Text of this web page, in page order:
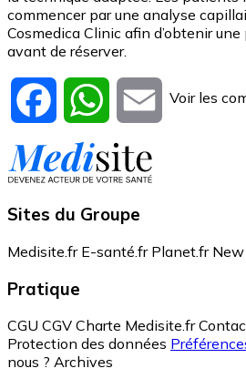
commencer par une analyse
Cosmedica Clinic afin d’obtenir
avant de réserver.
Facebook WhatsApp
Email
Voir les
Sites du Groupe
Medisite.fr E-santé.fr Planet.fr
Pratique
CGU CGV Charte Medisite.fr
Protection des données
nous ? Archives